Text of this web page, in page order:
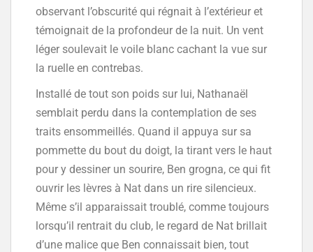
observant l’obscurité qui régnait à l’extérieur et
témoignait de la profondeur de la nuit. Un vent
léger soulevait le voile blanc cachant la vue sur
la ruelle en contrebas.
Installé de tout son poids sur lui, Nathanaël
semblait perdu dans la contemplation de ses
traits ensommeillés. Quand il appuya sur sa
pommette du bout du doigt, la tirant vers le haut
pour y dessiner un sourire, Ben grogna, ce qui fit
ouvrir les lèvres à Nat dans un rire silencieux.
Même s’il apparaissait troublé, comme toujours
lorsqu’il rentrait du club, le regard de Nat brillait
d’une malice que Ben connaissait bien, tout